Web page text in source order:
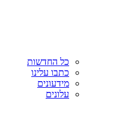
כל החדשות
כתבו עלינו
מידעונים
עלונים